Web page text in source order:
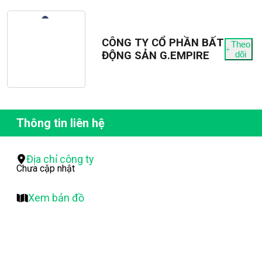
CÔNG TY CỔ PHẦN BẤT
ĐỘNG SẢN G.EMPIRE
Theo
dõi
Thông tin liên hệ
Địa chỉ công ty
Chưa cập nhật
Xem bản đồ